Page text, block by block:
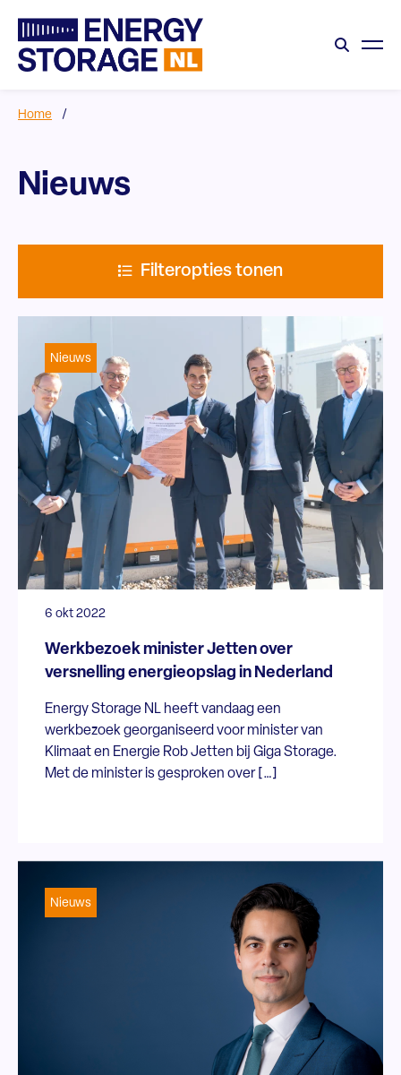
Home /
Nieuws
Filteropties tonen
Nieuws
6 okt 2022
Werkbezoek minister Jetten over
versnelling energieopslag in Nederland
Energy Storage NL heeft vandaag een
werkbezoek georganiseerd voor minister van
Klimaat en Energie Rob Jetten bij Giga Storage.
Met de minister is gesproken over […]
Nieuws